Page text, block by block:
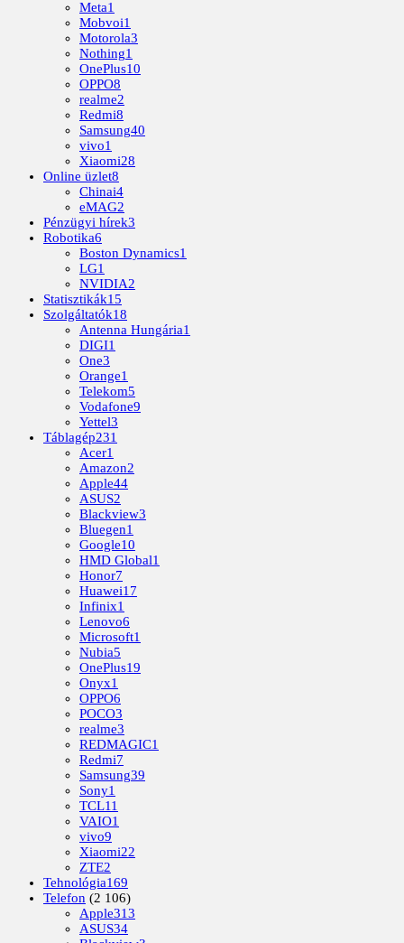
Meta1
Mobvoi1
Motorola3
Nothing1
OnePlus10
OPPO8
realme2
Redmi8
Samsung40
vivo1
Xiaomi28
Online üzlet8
Chinai4
eMAG2
Pénzügyi hírek3
Robotika6
Boston Dynamics1
LG1
NVIDIA2
Statisztikák15
Szolgáltatók18
Antenna Hungária1
DIGI1
One3
Orange1
Telekom5
Vodafone9
Yettel3
Táblagép231
Acer1
Amazon2
Apple44
ASUS2
Blackview3
Bluegen1
Google10
HMD Global1
Honor7
Huawei17
Infinix1
Lenovo6
Microsoft1
Nubia5
OnePlus19
Onyx1
OPPO6
POCO3
realme3
REDMAGIC1
Redmi7
Samsung39
Sony1
TCL11
VAIO1
vivo9
Xiaomi22
ZTE2
Tehnológia169
Telefon (2 106)
Apple313
ASUS34